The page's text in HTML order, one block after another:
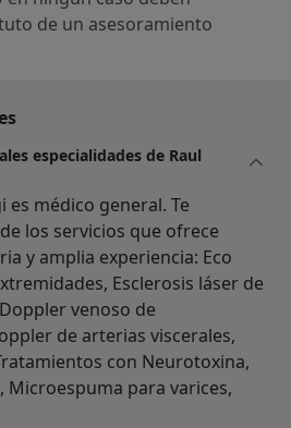
de un asesoramiento
especialidades de Raul
es médico general. Te
los servicios que ofrece
y amplia experiencia: Eco
Esclerosis láser de
venoso de
de arterias viscerales,
con Neurotoxina,
Microespuma para varices,